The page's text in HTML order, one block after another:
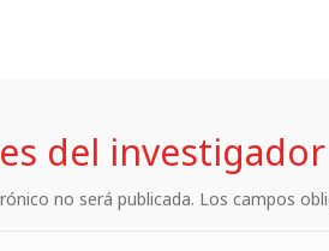
del investigador
no será publicada. Los campos